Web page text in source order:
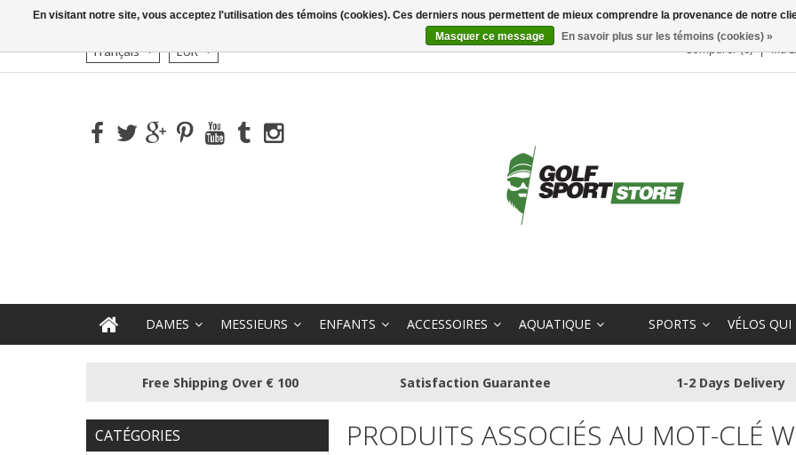
Français EUR Comparer (0) Ma
DAMES MESSIEURS ENFANTS ACCESSOIRES AQUATIQUE SPORTS VÉLOS
Free Shipping Over € 100 Satisfaction Guarantee 1-2 Days Delivery
CATÉGORIES PRODUITS ASSOCIÉS AU MOT-CLÉ
En visitant notre site, vous acceptez l'utilisation des témoins (cookies). Ces derniers nous permettent de mieux comprendre la provenance de notre
Masquer ce message
En savoir plus sur les témoins (cookies) »